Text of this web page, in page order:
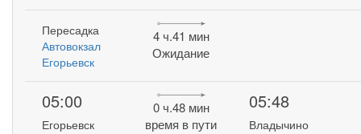
Пересадка
Автовокзал
Егорьевск
4 ч.41 мин
Ожидание
05:00
Егорьевск
0 ч.48 мин
время в пути
05:48
Владычино